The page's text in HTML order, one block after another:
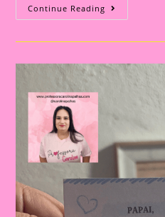
Continue Reading Atividade
Para
Dia
Dia
Educação
Infantil